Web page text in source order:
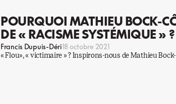
POURQUOI MATHIEU BOCK-
DE « RACISME SYSTÉMIQUE » ?
Francis Dupuis-Déri18 octobre 2021
« Flou», « victimaire » ? Inspirons-nous de Mathieu